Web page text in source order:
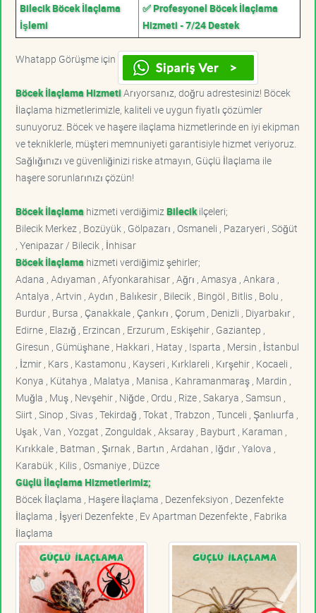
Bilecik Böcek İlaçlama
İşlemi
✅ Profesyonel Böcek İlaçlama
Hizmeti - 7/24 Destek
Whatapp Görüşme için
Böcek İlaçlama HizmetiArıyorsanız, doğru adrestesiniz! Böcek
İlaçlama hizmetlerimizle, kaliteli ve uygun fiyatlı çözümler
sunuyoruz. Böcek ve haşere ilaçlama hizmetlerinde en iyi ekipman
ve tekniklerle, müşteri memnuniyeti garantisiyle hizmet veriyoruz.
Sağlığınızı ve güvenliğinizi riske atmayın, Güçlü İlaçlama ile
haşere sorunlarınızı çözün!
Böcek İlaçlama hizmeti verdiğimiz Bilecikilçeleri;
Bilecik Merkez , Bozüyük , Gölpazarı , Osmaneli , Pazaryeri , Söğüt
, Yenipazar / Bilecik , İnhisar
Böcek İlaçlama hizmeti verdiğimiz şehirler;
Adana , Adıyaman , Afyonkarahisar , Ağrı , Amasya , Ankara ,
Antalya , Artvin , Aydın , Balıkesir , Bilecik , Bingöl , Bitlis , Bolu ,
Burdur , Bursa , Çanakkale , Çankırı , Çorum , Denizli , Diyarbakır ,
Edirne , Elazığ , Erzincan , Erzurum , Eskişehir , Gaziantep ,
Giresun , Gümüşhane , Hakkari , Hatay , Isparta , Mersin , İstanbul
, İzmir , Kars , Kastamonu , Kayseri , Kırklareli , Kırşehir , Kocaeli ,
Konya , Kütahya , Malatya , Manisa , Kahramanmaraş , Mardin ,
Muğla , Muş , Nevşehir , Niğde , Ordu , Rize , Sakarya , Samsun ,
Siirt , Sinop , Sivas , Tekirdağ , Tokat , Trabzon , Tunceli , Şanlıurfa ,
Uşak , Van , Yozgat , Zonguldak , Aksaray , Bayburt , Karaman ,
Kırıkkale , Batman , Şırnak , Bartın , Ardahan , Iğdır , Yalova ,
Karabük , Kilis , Osmaniye , Düzce
Güçlü İlaçlama Hizmetlerimiz;
Böcek İlaçlama , Haşere İlaçlama , Dezenfeksiyon , Dezenfekte
İlaçlama , İşyeri Dezenfekte , Ev Apartman Dezenfekte , Fabrika
İlaçlama